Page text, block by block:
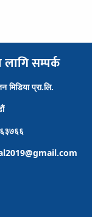
लागि सम्पर्क
प्रा.लि.